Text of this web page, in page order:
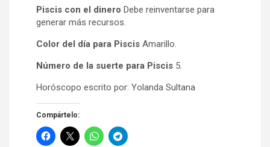
Piscis con el dinero Debe reinventarse para
generar más recursos.
Color del día para Piscis Amarillo.
Número de la suerte para Piscis 5.
Horóscopo escrito por: Yolanda Sultana
Compártelo: